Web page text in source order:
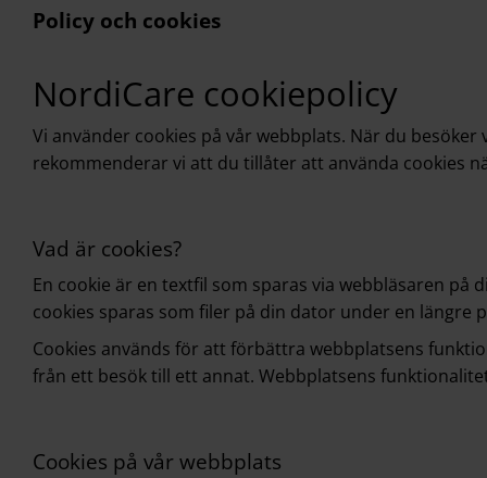
Policy och cookies
NordiCare cookiepolicy
Vi använder cookies på vår webbplats. När du
rekommenderar vi att du tillåter att använda cookies
Vad är cookies?
En cookie är en textfil som sparas via webbläsaren
cookies sparas som filer på din dator under en längre
Cookies används för att förbättra webbplatsens
från ett besök till ett annat. Webbplatsens
Cookies på vår webbplats